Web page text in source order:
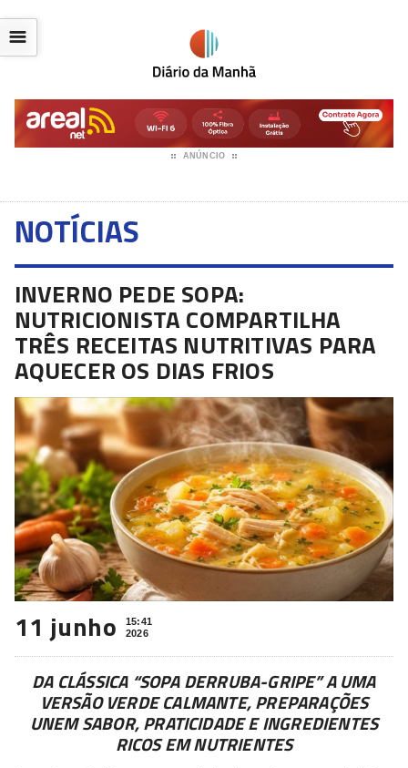
ANÚNCIO
☰
NOTÍCIAS
INVERNO PEDE SOPA:
NUTRICIONISTA COMPARTILHA
TRÊS RECEITAS NUTRITIVAS PARA
AQUECER OS DIAS FRIOS
11 junho
15:41
2026
DA CLÁSSICA “SOPA DERRUBA-GRIPE” A UMA
VERSÃO VERDE CALMANTE, PREPARAÇÕES
UNEM SABOR, PRATICIDADE E INGREDIENTES
RICOS EM NUTRIENTES